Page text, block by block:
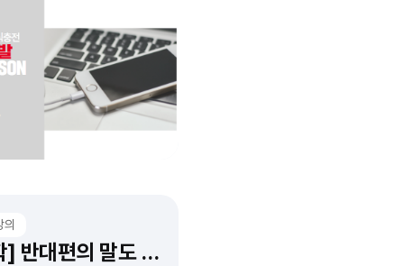
정리하는 과정입니다.
의
[철학] 반대편의 말도 들어라: 헤겔철학입문